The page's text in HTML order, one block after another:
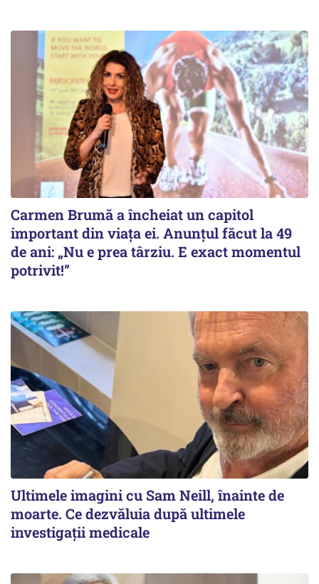
Carmen Brumă a încheiat un capitol
important din viața ei. Anunțul făcut la 49
de ani: „Nu e prea târziu. E exact momentul
potrivit!”
Ultimele imagini cu Sam Neill, înainte de
moarte. Ce dezvăluia după ultimele
investigații medicale